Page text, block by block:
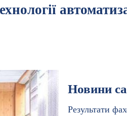
Новини
Результати